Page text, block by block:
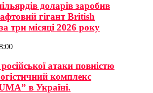
доларів заробив
гігант British
три місяці 2026 року
атаки повністю
комплекс
в Україні.